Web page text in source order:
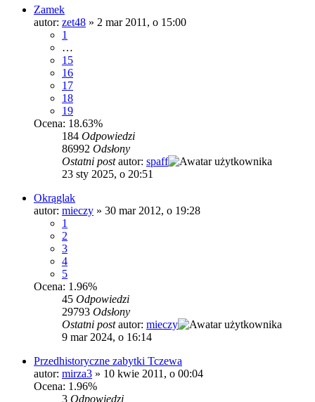
Zamek
autor: zet48 » 2 mar 2011, o 15:00
1
…
15
16
17
18
19
Ocena: 18.63%
184 Odpowiedzi
86992 Odsłony
Ostatni postautor: spaff
23 sty 2025, o 20:51
Okrąglak
autor: mieczy » 30 mar 2012, o 19:28
1
2
3
4
5
Ocena: 1.96%
45 Odpowiedzi
29793 Odsłony
Ostatni postautor: mieczy
9 mar 2024, o 16:14
Przedhistoryczne zabytki Tczewa
autor: mirza3 » 10 kwie 2011, o 00:04
Ocena: 1.96%
3 Odpowiedzi